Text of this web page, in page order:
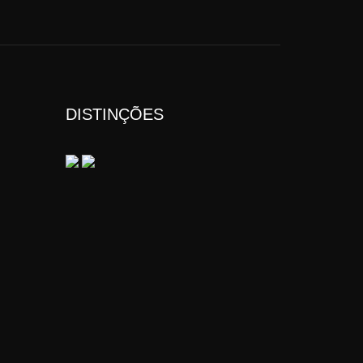
DISTINÇÕES